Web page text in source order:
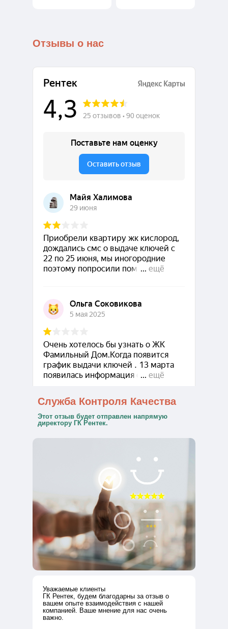
Отзывы о нас
Рентек на карте Ижевска — Яндекс Карты
Служба Контроля Качества
Этот отзыв будет отправлен напрямую
директору ГК Рентек.
Уважаемые клиенты
ГК Рентек, будем благодарны за отзыв о
вашем опыте взаимодействия с нашей
компанией. Ваше мнение для нас очень
важно.